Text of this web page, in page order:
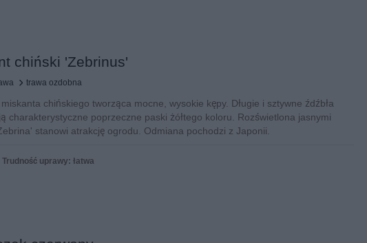
chiński 'Zebrinus'
trawa ozdobna
chińskiego tworząca mocne, wysokie kępy. Długie i sztywne źdźbła
charakterystyczne poprzeczne paski żółtego koloru. Rozświetlona jasnymi
stanowi atrakcję ogrodu. Odmiana pochodzi z Japonii.
Trudność uprawy: łatwa